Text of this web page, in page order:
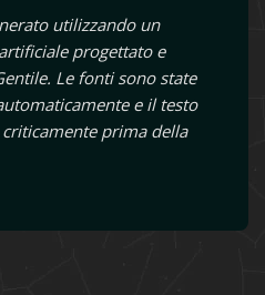
utilizzando un
progettato e
Le fonti sono state
e il testo
prima della